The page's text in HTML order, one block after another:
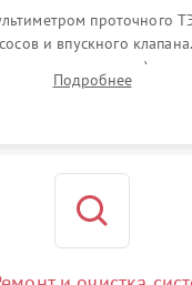
проточного
и впускного
уровня воды),
и электронного
Подробнее